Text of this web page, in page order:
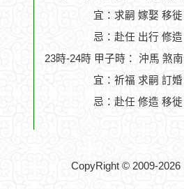
宜：求嗣 嫁娶 移
忌：赴任 出行 修
23時-24時 甲子時： 沖馬 煞
宜：祈福 求嗣 訂
忌：赴任 修造 移
CopyRight © 2009-2026